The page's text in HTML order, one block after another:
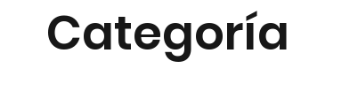
Categoría